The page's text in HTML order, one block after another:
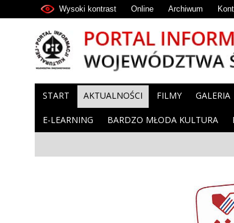
Wysoki kontrast Online Archiwum
START AKTUALNOŚCI FILMY GALERIA
E-LEARNING BARDZO MŁODA KULTURA